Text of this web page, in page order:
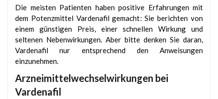
Die meisten Patienten haben positive Erfahrungen mit
dem Potenzmittel Vardenafil gemacht: Sie berichten von
einem günstigen Preis, einer schnellen Wirkung und
seltenen Nebenwirkungen. Aber bitte denken Sie daran,
Vardenafil nur entsprechend den Anweisungen
einzunehmen.
Arzneimittelwechselwirkungen bei
Vardenafil